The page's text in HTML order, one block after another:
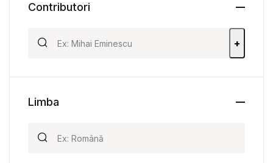
Contributori
+
Limba